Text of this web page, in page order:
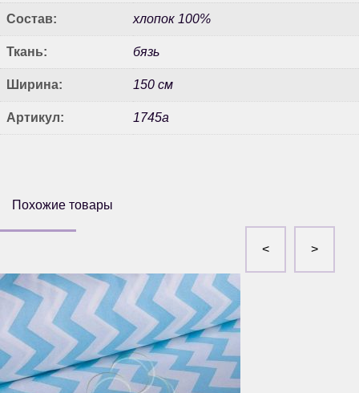
Состав: хлопок 100%
Ткань: бязь
Ширина: 150 см
Артикул: 1745а
Похожие товары